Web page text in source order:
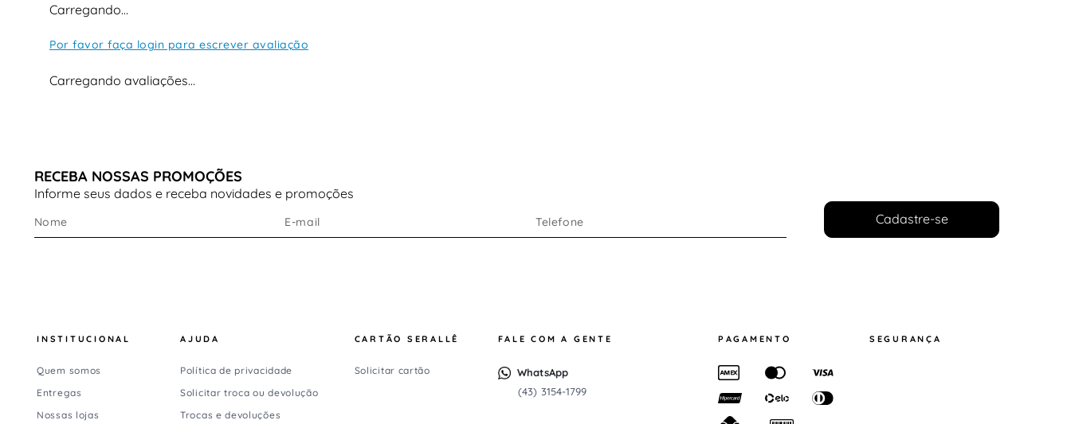
Carregando…
Por favor faça login para escrever avaliação
Carregando avaliações…
RECEBA NOSSAS PROMOÇÕES
Informe seus dados e receba novidades e promoções
Cadastre-se
INSTITUCIONAL
Quem somos
Entregas
Nossas lojas
AJUDA
Política de privacidade
Solicitar troca ou devolução
Trocas e devoluções
CARTÃO SERALLÊ
Solicitar cartão
FALE COM A GENTE
WhatsApp
(43) 3154-1799
PAGAMENTO SEGURANÇA